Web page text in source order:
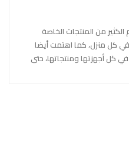
من المنتجات الخاصة
في كل منزل، كما اهتمت أيضا
كل أجهزتها ومنتجاتها، حتى